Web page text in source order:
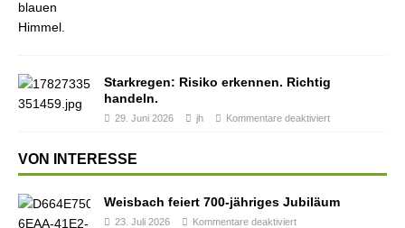
Starkregen: Risiko erkennen. Richtig
handeln.
29. Juni 2026 jh Kommentare deaktiviert
VON INTERESSE
Weisbach feiert 700-jähriges Jubiläum
23. Juli 2026 Kommentare deaktiviert